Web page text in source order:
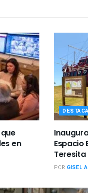
en
Espacio
Teresita
POR GISEL